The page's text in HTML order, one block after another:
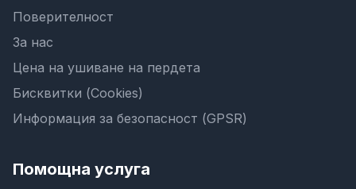
Поверителност
За нас
Цена на ушиване на пердета
Бисквитки (Cookies)
Информация за безопасност (GPSR)
Помощна услуга